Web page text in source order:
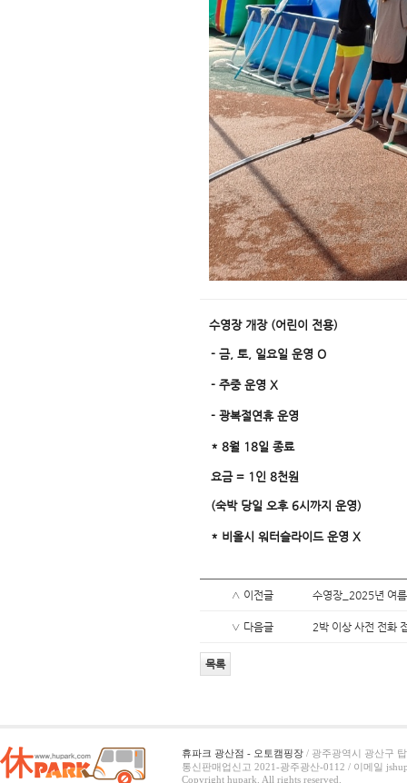
수영장 개장 (어린이 전용)
- 금, 토, 일요일 운영 O
- 주중 운영 X
- 광복절연휴 운영
* 8월 18일 종료
요금 = 1인 8천원
(숙박 당일 오후 6시까지 운영)
* 비올시 워터슬라이드 운영 X
∧ 이전글 수영장_2025년 여
∨ 다음글 2박 이상 사전 전화
목록
휴파크 광산점 - 오토캠핑장 / 광주광역시 광산구
통신판매업신고 2021-광주광산-0112 / 이메일
Copyright hupark. All rights reserved.